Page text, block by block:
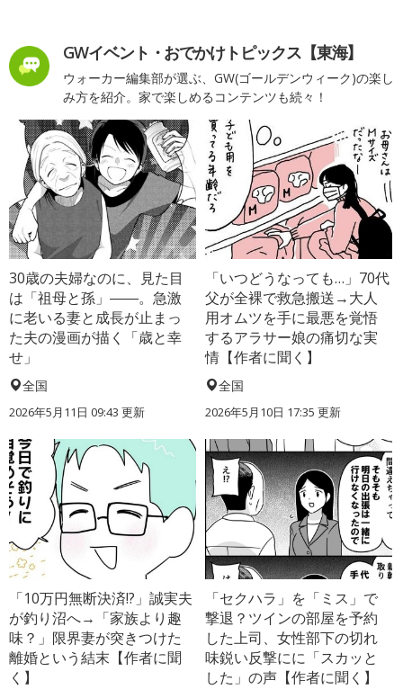
GWイベント・おでかけトピックス【東海】
ウォーカー編集部が選ぶ、GW(ゴールデンウィーク)の楽し
み方を紹介。家で楽しめるコンテンツも続々！
30歳の夫婦なのに、見た目
は「祖母と孫」――。急激
に老いる妻と成長が止まっ
た夫の漫画が描く「歳と幸
せ」
全国
2026年5月11日 09:43 更新
「いつどうなっても…」70代
父が全裸で救急搬送→大人
用オムツを手に最悪を覚悟
するアラサー娘の痛切な実
情【作者に聞く】
全国
2026年5月10日 17:35 更新
「10万円無断決済!?」誠実夫
が釣り沼へ→「家族より趣
味？」限界妻が突きつけた
離婚という結末【作者に聞
く】
「セクハラ」を「ミス」で
撃退？ツインの部屋を予約
した上司、女性部下の切れ
味鋭い反撃にに「スカッと
した」の声【作者に聞く】